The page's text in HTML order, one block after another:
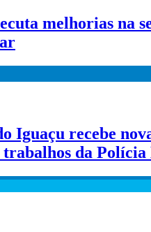
melhorias na
Iguaçu recebe
da